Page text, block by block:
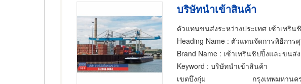
บริษัทนำเข้าสินค้า
ตัวแทนขนส่งระหว่างประเทศ เซ้าเทริน
Heading Name : ตัวแทนจัดการพิธีการศุลกากร,นายหน้าดำเนินการพิธีการศุ
Brand Name : เซ้าเทรินชิปปิ้งและขนส่ง
Keyword : บริษัทนำเข้าสินค้า
เขตบึงกุ่ม
กรุงเทพมหานค